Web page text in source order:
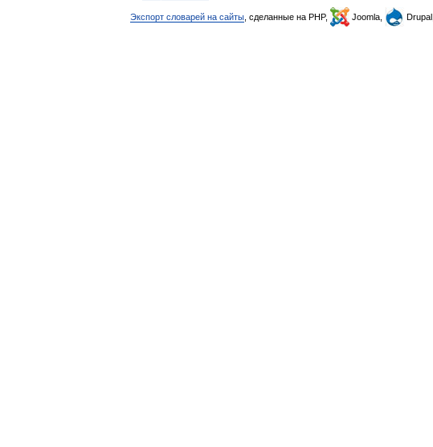
Экспорт словарей на сайты , сделанные на PHP, Joomla, Drupal,